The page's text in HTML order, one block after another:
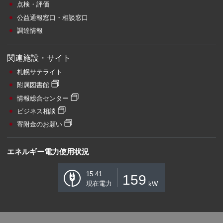
点検・評価
公益通報窓口・相談窓口
調達情報
関連施設・サイト
札幌サテライト
附属図書館
情報総合センター
ビジネス相談
寄附金のお願い
エネルギー電力使用状況
15:41
現在電力
159 kW